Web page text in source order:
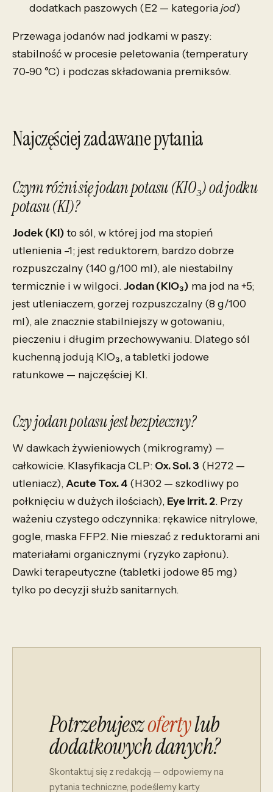
dodatkach paszowych (E2 — kategoriajod)
Przewaga jodanów nad jodkami w paszy:
stabilność w procesie peletowania (temperatury
70-90 °C) i podczas składowania premiksów.
Najczęściej zadawane pytania
Czym różni się jodan potasu (KIO₃) od jodku
potasu (KI)?
Jodek (KI)to sól, w której jod ma stopień
utlenienia –1; jest reduktorem, bardzo dobrze
rozpuszczalny (140 g/100 ml), ale niestabilny
termicznie i w wilgoci. Jodan (KIO₃) ma jod na +5;
jest utleniaczem, gorzej rozpuszczalny (8 g/100
ml), ale znacznie stabilniejszy w gotowaniu,
pieczeniu i długim przechowywaniu. Dlatego sól
kuchenną jodują KIO₃, a tabletki jodowe
ratunkowe — najczęściej KI.
Czy jodan potasu jest bezpieczny?
W dawkach żywieniowych (mikrogramy) —
całkowicie. Klasyfikacja CLP: Ox. Sol. 3 (H272 —
utleniacz), Acute Tox. 4 (H302 — szkodliwy po
połknięciu w dużych ilościach), Eye Irrit. 2. Przy
ważeniu czystego odczynnika: rękawice nitrylowe,
gogle, maska FFP2. Nie mieszać z reduktorami ani
materiałami organicznymi (ryzyko zapłonu).
Dawki terapeutyczne (tabletki jodowe 85 mg)
tylko po decyzji służb sanitarnych.
Potrzebujeszofertylub
dodatkowych danych?
Skontaktuj się z redakcją — odpowiemy na
pytania techniczne, podeślemy karty